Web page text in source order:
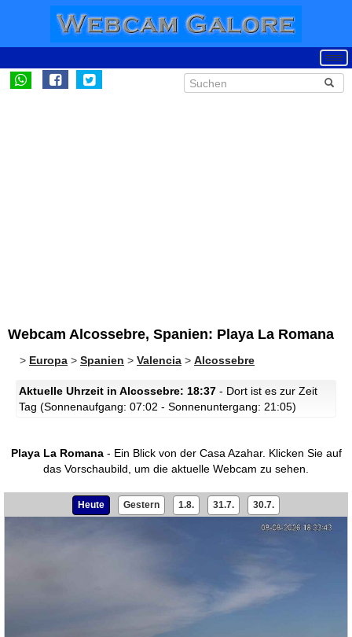
Webcam Alcossebre, Spanien: Playa La Romana
> Europa > Spanien > Valencia > Alcossebre
Aktuelle Uhrzeit in Alcossebre: 18:37 - Dort ist es zur Zeit
Tag (Sonnenaufgang: 07:02 - Sonnenuntergang: 21:05)
Playa La Romana- Ein Blick von der Casa Azahar. Klicken Sie auf
das Vorschaubild, um die aktuelle Webcam zu sehen.
Heute Gestern 1.8. 31.7. 30.7.